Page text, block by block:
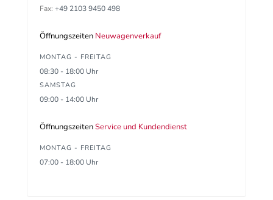
Fax: +49 2103 9450 498
Öffnungszeiten Neuwagenverkauf
MONTAG - FREITAG
08:30 - 18:00 Uhr
SAMSTAG
09:00 - 14:00 Uhr
ÖffnungszeitenService und Kundendienst
MONTAG - FREITAG
07:00 - 18:00 Uhr